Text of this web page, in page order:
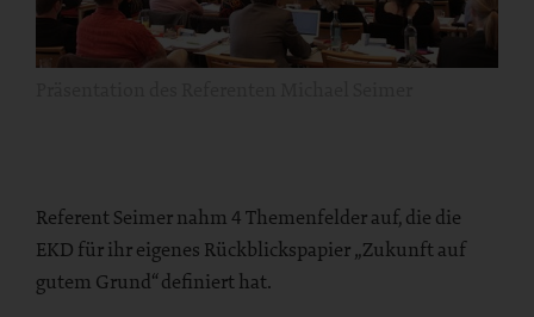
Referent Seimer nahm 4 Themenfelder auf, die die
EKD für ihr eigenes Rückblickspapier „Zukunft auf
gutem Grund“ definiert hat.